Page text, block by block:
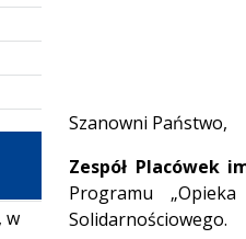
w
Szanowni Państwo,
Zespół Placówek
Programu
Solidarnościowego.